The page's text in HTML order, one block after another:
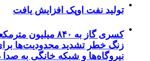
تولید نفت اوپک افزایش یافت
کسری گاز به ۸۴۰
زنگ خطر تشدید محدودیت‌ها
نیروگاه‌ها و شبکه خانگی به صدا